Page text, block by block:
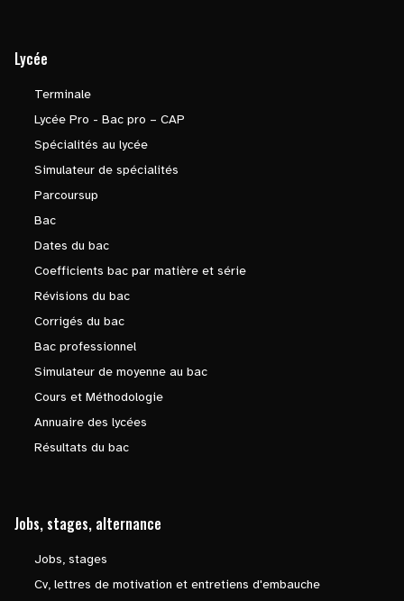
Lycée
Terminale
Lycée Pro - Bac pro – CAP
Spécialités au lycée
Simulateur de spécialités
Parcoursup
Bac
Dates du bac
Coefficients bac par matière et série
Révisions du bac
Corrigés du bac
Bac professionnel
Simulateur de moyenne au bac
Cours et Méthodologie
Annuaire des lycées
Résultats du bac
Jobs, stages, alternance
Jobs, stages
Cv, lettres de motivation et entretiens d'embauche